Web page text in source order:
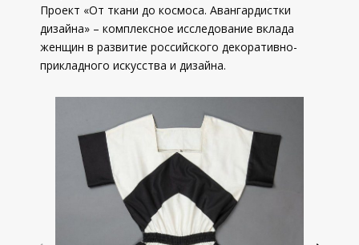
Проект «От ткани до космоса. Авангардистки
дизайна» – комплексное исследование вклада
женщин в развитие российского декоративно-
прикладного искусства и дизайна.